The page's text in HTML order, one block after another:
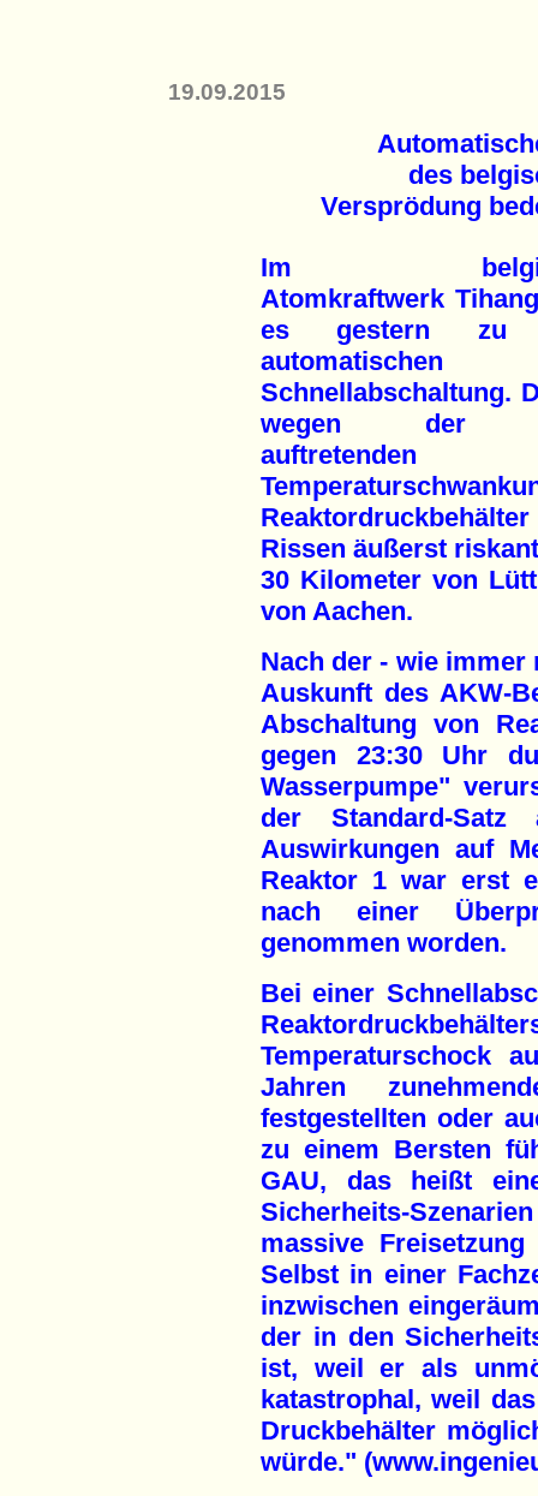
19.09.2015
des
Versprödung
Im
Atomkraftwerk
es gestern zu
automatischen
Schnellabschaltung.
wegen der
auftretenden
Rissen äußerst
30 Kilometer von
von Aachen.
Nach der - wie immer
Auskunft des AKW-
Abschaltung von
gegen 23:30 Uhr
Wasserpumpe"
der Standard-
Auswirkungen auf
Reaktor 1 war erst
nach einer
genommen worden.
Bei einer
Temperaturschock
Jahren
festgestellten oder
zu einem Bersten
GAU, das heißt
Sicherheits-
massive
Selbst in einer
inzwischen
der in den
ist, weil er als
katastrophal, weil
Druckbehälter
würde."